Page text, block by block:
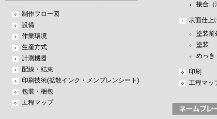
制作フロー図
設備
作業環境
生産方式
計測機器
配線・結束
印刷技術(拡散インク・メンブレンシート)
包装・梱包
工程マップ
接合（
表面仕上
塗装前
塗装
めっき
印刷
工程マッ